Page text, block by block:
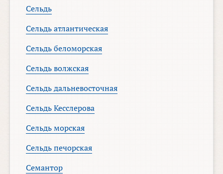
Сельдь
Сельдь атлантическая
Сельдь беломорская
Сельдь волжская
Сельдь дальневосточная
Сельдь Кесслерова
Сельдь морская
Сельдь печорская
Семантор